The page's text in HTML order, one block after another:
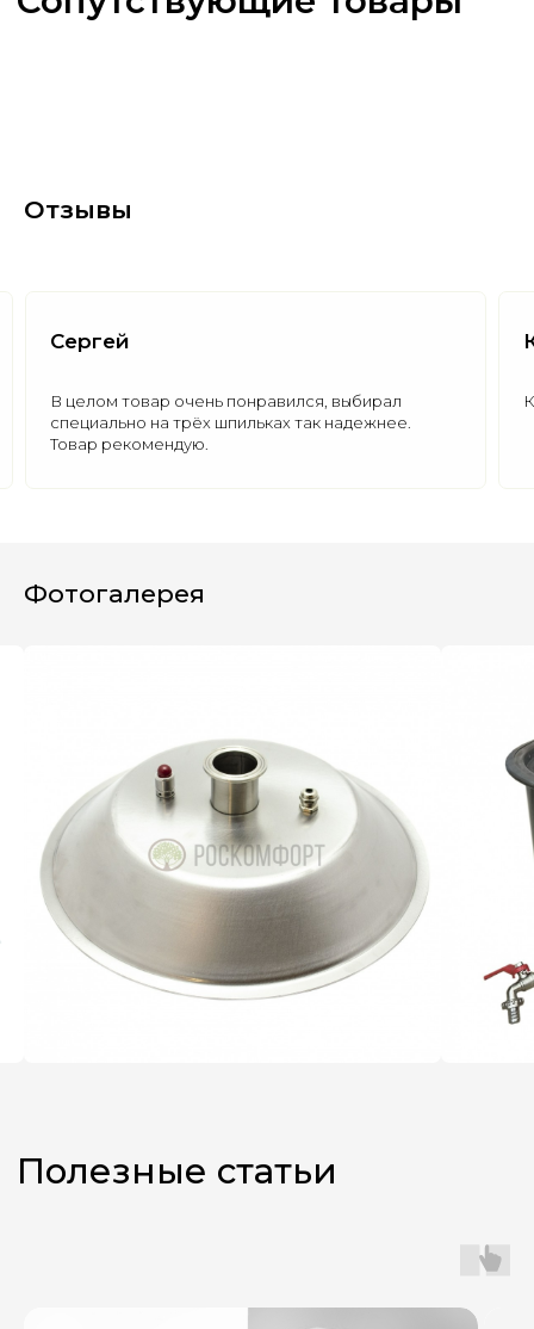
Отзывы
Сергей
В целом товар очень понравился, выбирал
специально на трёх шпильках так надежнее.
Товар рекомендую.
Фотогалерея
Полезные статьи
Оставьте заявку, и наш
менеджер поможет вам